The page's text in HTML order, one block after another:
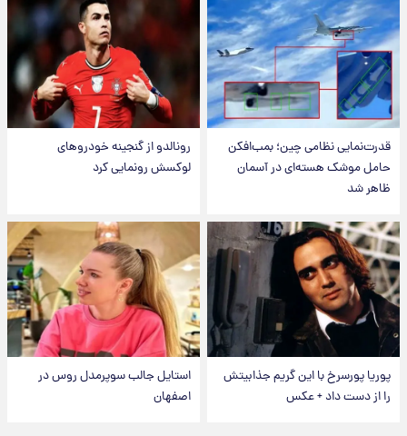
قدرت‌نمایی نظامی چین؛ بمب‌افکن
حامل موشک هسته‌ای در آسمان
ظاهر شد
رونالدو از گنجینه خودروهای
لوکسش رونمایی کرد
پوریا پورسرخ با این گریم جذابیتش
را از دست داد + عکس
استایل جالب سوپرمدل روس در
اصفهان